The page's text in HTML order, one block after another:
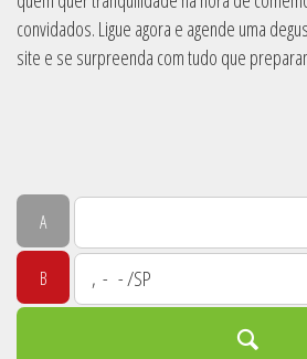
convidados. Ligue agora e agende uma
site e se surpreenda com tudo que
A
B